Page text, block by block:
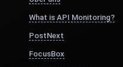
What is API Monitoring?
PostNext
FocusBox